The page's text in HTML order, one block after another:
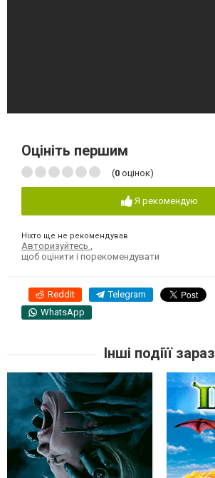
Оцініть першим
(0 оцінок)
Я рекомендую
Ніхто ще не рекомендував
Авторизуйтесь ,
щоб оцінити і порекомендувати
Reddit Telegram
WhatsApp
Інші подіїї зараз